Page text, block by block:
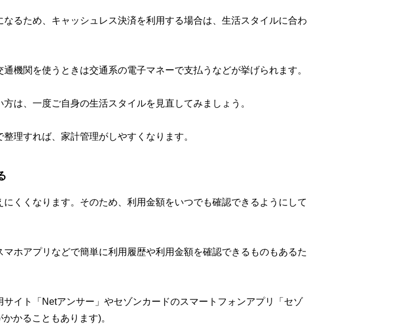
るため、キャッシュレス決済を利用する場合は、生活スタイルに合わ
機関を使うときは交通系の電子マネーで支払うなどが挙げられます。
は、一度ご自身の生活スタイルを見直してみましょう。
理すれば、家計管理がしやすくなります。
くくなります。そのため、利用金額をいつでも確認できるようにして
ホアプリなどで簡単に利用履歴や利用金額を確認できるものもあるた
イト「Netアンサー」やセゾンカードのスマートフォンアプリ「セゾ
かることもあります)。